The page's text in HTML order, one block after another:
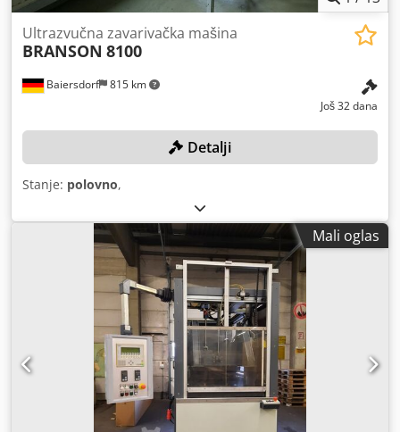
Baiersdorf 815 km
Ultrazvučna zavarivačka mašina
BRANSON 8100
Još 32 dana
Detalji
Stanje: polovno,
Mali oglas